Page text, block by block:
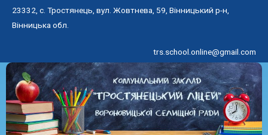
23332, с. Тростянець, вул. Жовтнева, 59, Вінницький р-н,
Вінницька обл.
trs.school.online@gmail.com